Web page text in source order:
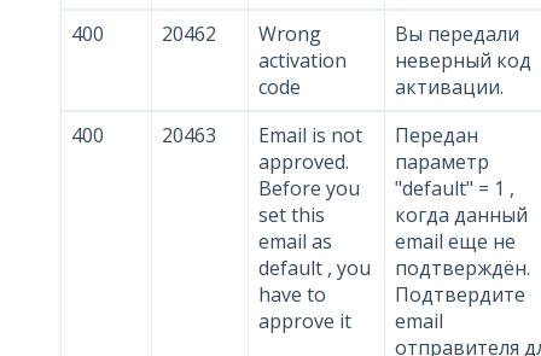
400
20462
Wrong
activation
code
Вы передали
неверный код
активации.
400
20463
Email is not
approved.
Before you
set this
email as
default , you
have to
approve it
Передан
параметр
"default" = 1 ,
когда данный
email еще не
подтверждён.
Подтвердите
email
отправителя